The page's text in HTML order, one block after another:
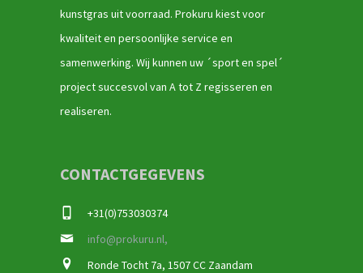
kunstgras uit voorraad. Prokuru kiest voor
kwaliteit en persoonlijke service en
samenwerking. Wij kunnen uw ´sport en spel´
project succesvol van A tot Z regisseren en
realiseren.
CONTACTGEGEVENS
+31(0)753030374
info@prokuru.nl,
Ronde Tocht 7a, 1507 CC Zaandam